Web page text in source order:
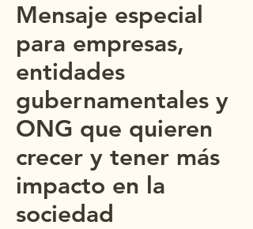
Mensaje especial
para empresas,
entidades
gubernamentales y
ONG que quieren
crecer y tener más
impacto en la
sociedad